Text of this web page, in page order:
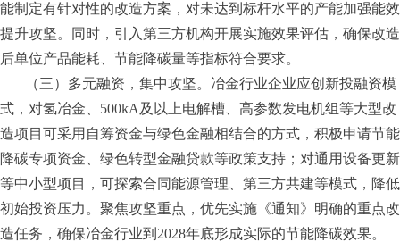
能制定有针对性的改造方案，对未达到标杆水平的产能加强能效
提升攻坚。同时，引入第三方机构开展实施效果评估，确保改造
后单位产品能耗、节能降碳量等指标符合要求。
（三）多元融资，集中攻坚。冶金行业企业应创新投融资模
式，对氢冶金、 500kA 及以上电解槽、高参数发电机组等大型改
造项目可采用自筹资金与绿色金融相结合的方式，积极申请节能
降碳专项资金、绿色转型金融贷款等政策支持；对通用设备更新
等中小型项目，可探索合同能源管理、第三方共建等模式，降低
初始投资压力。聚焦攻坚重点，优先实施《通知》明确的重点改
造任务，确保冶金行业到 2028年底形成实际的节能降碳效果。